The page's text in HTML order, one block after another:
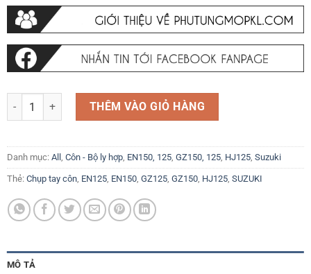
Nắp chụp tay côn Tay ly hợp Suzuki GZ150A, 125 EN150 125 HJ125
THÊM VÀO GIỎ HÀNG
Danh mục: All , Côn - Bộ ly hợp, EN150, 125, GZ150, 125, HJ125, Suzuki
Thẻ: Chụp tay côn, EN125, EN150, GZ125, GZ150, HJ125, SUZUKI
MÔ TẢ